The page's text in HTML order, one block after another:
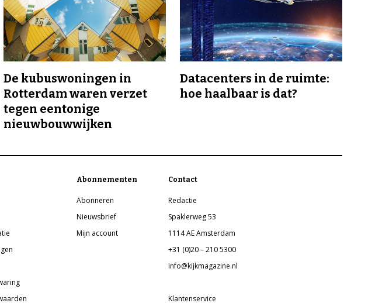
De kubuswoningen in
Rotterdam waren verzet
tegen eentonige
nieuwbouwwijken
Datacenters in de ruimte:
hoe haalbaar is dat?
Abonnementen
Abonneren
Nieuwsbrief
Mijn account
Contact
Redactie
Spaklerweg 53
1114 AE Amsterdam
+31 (0)20 – 210 5300
info@kijkmagazine.nl
Klantenservice